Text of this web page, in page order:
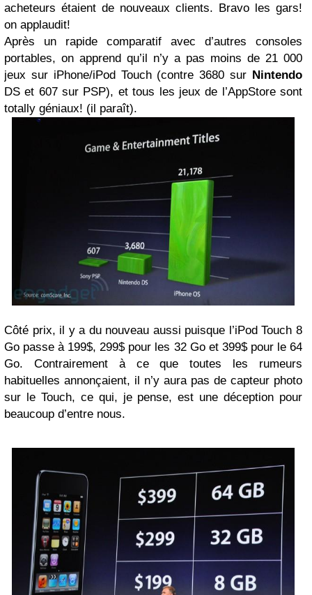
acheteurs étaient de nouveaux clients. Bravo les gars!
on applaudit!
Après un rapide comparatif avec d’autres consoles
portables, on apprend qu’il n’y a pas moins de 21 000
jeux sur iPhone/iPod Touch (contre 3680 sur Nintendo
DS et 607 sur PSP), et tous les jeux de l’AppStore sont
totally géniaux! (il paraît).
Côté prix, il y a du nouveau aussi puisque l’iPod Touch 8
Go passe à 199$, 299$ pour les 32 Go et 399$ pour le 64
Go. Contrairement à ce que toutes les rumeurs
habituelles annonçaient, il n’y aura pas de capteur photo
sur le Touch, ce qui, je pense, est une déception pour
beaucoup d’entre nous.